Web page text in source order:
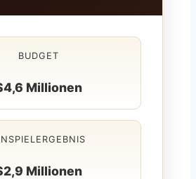
BUDGET
Millionen
Millionen